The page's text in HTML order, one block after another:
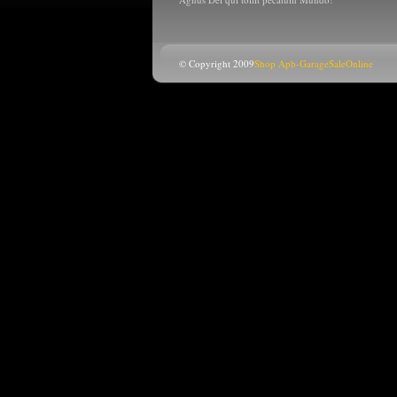
© Copyright 2009Shop Apb-GarageSaleOnline